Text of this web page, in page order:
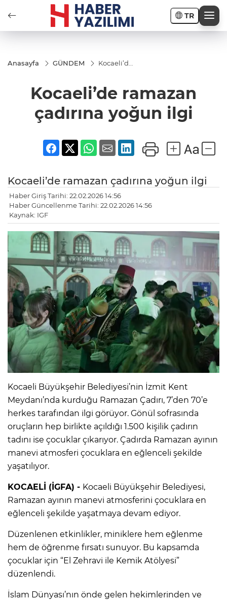
TR
Anasayfa GÜNDEM
Kocaeli’de
yoğun ilgi
Kocaeli’de ramazan
çadırına yoğun ilgi
Kocaeli’de ramazan çadırına yoğun ilgi
Haber Giriş Tarihi: 22.02.2026 14:56
Haber Güncellenme Tarihi: 22.02.2026 14:56
Kaynak: IGF
Kocaeli Büyükşehir Belediyesi’nin İzmit Kent
Meydanı’nda kurduğu Ramazan Çadırı, 7’den 70’e
herkes tarafından ilgi görüyor. Gönül sofrasında
oruçların hep birlikte açıldığı 1.500 kişilik çadırın
tadını ise çocuklar çıkarıyor. Çadırda Ramazan ayının
manevi atmosferi çocuklara en eğlenceli şekilde
yaşatılıyor.
KOCAELİ (İGFA) - Kocaeli Büyükşehir Belediyesi,
Ramazan ayının manevi atmosferini çocuklara en
eğlenceli şekilde yaşatmaya devam ediyor.
Düzenlenen etkinlikler, miniklere hem eğlenme
hem de öğrenme fırsatı sunuyor. Bu kapsamda
çocuklar için “El Zehravi ile Kemik Atölyesi”
düzenlendi.
İslam Dünyası’nın önde gelen hekimlerinden ve